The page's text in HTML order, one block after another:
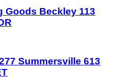
Goods Beckley 113
Summersville 613